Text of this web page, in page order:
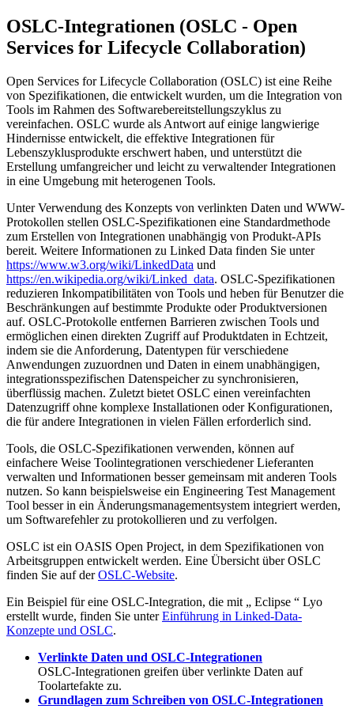
OSLC-Integrationen (OSLC - Open
Services for Lifecycle Collaboration)
Open Services for Lifecycle Collaboration (OSLC) ist eine Reihe
von Spezifikationen, die entwickelt wurden, um die Integration von
Tools im Rahmen des Softwarebereitstellungszyklus zu
vereinfachen. OSLC wurde als Antwort auf einige langwierige
Hindernisse entwickelt, die effektive Integrationen für
Lebenszyklusprodukte erschwert haben, und unterstützt die
Erstellung umfangreicher und leicht zu verwaltender Integrationen
in eine Umgebung mit heterogenen Tools.
Unter Verwendung des Konzepts von verlinkten Daten und WWW-
Protokollen stellen OSLC-Spezifikationen eine Standardmethode
zum Erstellen von Integrationen unabhängig von Produkt-APIs
bereit. Weitere Informationen zu Linked Data finden Sie unter
https://www.w3.org/wiki/LinkedData und
https://en.wikipedia.org/wiki/Linked_data. OSLC-Spezifikationen
reduzieren Inkompatibilitäten von Tools und heben für Benutzer die
Beschränkungen auf bestimmte Produkte oder Produktversionen
auf. OSLC-Protokolle entfernen Barrieren zwischen Tools und
ermöglichen einen direkten Zugriff auf Produktdaten in Echtzeit,
indem sie die Anforderung, Datentypen für verschiedene
Anwendungen zuzuordnen und Daten in einem unabhängigen,
integrationsspezifischen Datenspeicher zu synchronisieren,
überflüssig machen. Zuletzt bietet OSLC einen vereinfachten
Datenzugriff ohne komplexe Installationen oder Konfigurationen,
die für andere Integrationen in vielen Fällen erforderlich sind.
Tools, die OSLC-Spezifikationen verwenden, können auf
einfachere Weise Toolintegrationen verschiedener Lieferanten
verwalten und Informationen besser gemeinsam mit anderen Tools
nutzen. So kann beispielsweise ein Engineering Test Management
Tool besser in ein Änderungsmanagementsystem integriert werden,
um Softwarefehler zu protokollieren und zu verfolgen.
OSLC ist ein OASIS Open Project, in dem Spezifikationen von
Arbeitsgruppen entwickelt werden. Eine Übersicht über OSLC
finden Sie auf derOSLC-Website.
Ein Beispiel für eine OSLC-Integration, die mit „ Eclipse “ Lyo
erstellt wurde, finden Sie unterEinführung in Linked-Data-
Konzepte und OSLC.
Verlinkte Daten und OSLC-Integrationen
OSLC-Integrationen greifen über verlinkte Daten auf
Toolartefakte zu.
Grundlagen zum Schreiben von OSLC-Integrationen